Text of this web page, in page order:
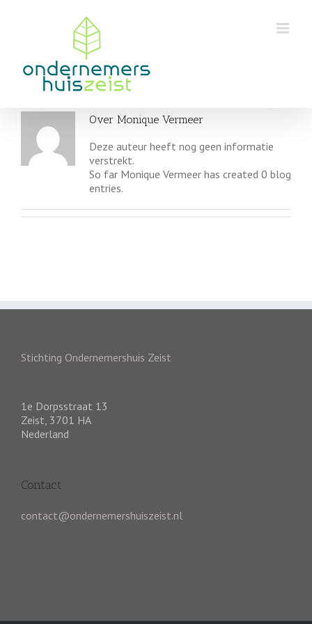
Over Monique Vermeer
Deze auteur heeft nog geen informatie
verstrekt.
So far Monique Vermeer has created 0 blog
entries.
Stichting Ondernemershuis Zeist
1e Dorpsstraat 13
Zeist, 3701 HA
Nederland
Contact
contact@ondernemershuiszeist.nl